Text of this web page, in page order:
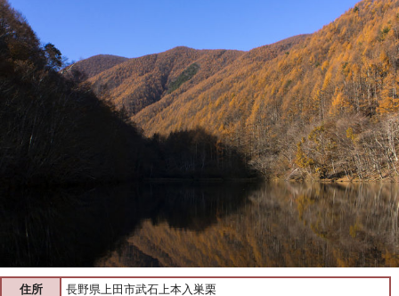
住所
長野県上田市武石上本入巣栗